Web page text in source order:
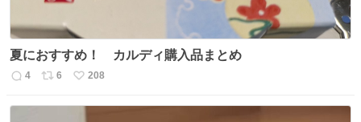
夏におすすめ！ カルディ購入品まとめ
返
4
リ
6
い
208